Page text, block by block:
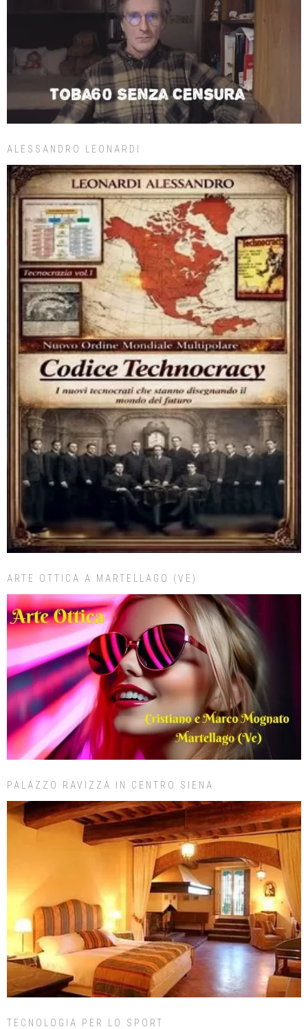
ALESSANDRO LEONARDI
ARTE OTTICA A MARTELLAGO (VE)
PALAZZO RAVIZZA IN CENTRO SIENA
TECNOLOGIA PER LO SPORT